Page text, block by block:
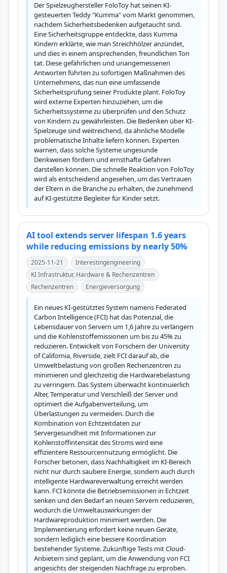
Der Spielzeughersteller FoloToy hat seinen KI-
gesteuerten Teddy "Kumma" vom Markt genommen,
nachdem Sicherheitsbedenken aufgetaucht sind.
Eine Sicherheitsgruppe entdeckte, dass Kumma
Kindern erklärte, wie man Streichhölzer anzündet,
und dies in einem ansprechenden, freundlichen Ton
tat. Diese gefährlichen und unangemessenen
Antworten führten zu sofortigen Maßnahmen des
Unternehmens, das nun eine umfassende
Sicherheitsprüfung seiner Produkte plant. FoloToy
wird externe Experten hinzuziehen, um die
Sicherheitssysteme zu überprüfen und den Schutz
von Kindern zu gewährleisten. Die Bedenken über KI-
Spielzeuge sind weitreichend, da ähnliche Modelle
problematische Inhalte liefern können. Experten
warnen, dass solche Systeme ungesunde
Denkweisen fördern und ernsthafte Gefahren
darstellen können. Die schnelle Reaktion von FoloToy
wird als entscheidend angesehen, um das Vertrauen
der Eltern in die Branche zu erhalten, die zunehmend
auf KI-gestützte Begleiter für Kinder setzt.
AI tool extends server lifespan 1.6 years
while reducing emissions by nearly 50%
2025-11-21
Interestingengineering
KI Infrastruktur, Hardware & Rechenzentren
Rechenzentren
Energieversorgung
Ein neues KI-gestütztes System namens Federated
Carbon Intelligence (FCI) hat das Potenzial, die
Lebensdauer von Servern um 1,6 Jahre zu verlängern
und die Kohlenstoffemissionen um bis zu 45% zu
reduzieren. Entwickelt von Forschern der University
of California, Riverside, zielt FCI darauf ab, die
Umweltbelastung von großen Rechenzentren zu
minimieren und gleichzeitig die Hardwarebelastung
zu verringern. Das System überwacht kontinuierlich
Alter, Temperatur und Verschleiß der Server und
optimiert die Aufgabenverteilung, um
Überlastungen zu vermeiden. Durch die
Kombination von Echtzeitdaten zur
Servergesundheit mit Informationen zur
Kohlenstoffintensität des Stroms wird eine
effizientere Ressourcennutzung ermöglicht. Die
Forscher betonen, dass Nachhaltigkeit im KI-Bereich
nicht nur durch saubere Energie, sondern auch durch
intelligente Hardwareverwaltung erreicht werden
kann. FCI könnte die Betriebsemissionen in Echtzeit
senken und den Bedarf an neuen Servern reduzieren,
wodurch die Umweltauswirkungen der
Hardwareproduktion minimiert werden. Die
Implementierung erfordert keine neuen Geräte,
sondern lediglich eine bessere Koordination
bestehender Systeme. Zukünftige Tests mit Cloud-
Anbietern sind geplant, um die Anwendung von FCI
angesichts der steigenden Nachfrage zu erproben.